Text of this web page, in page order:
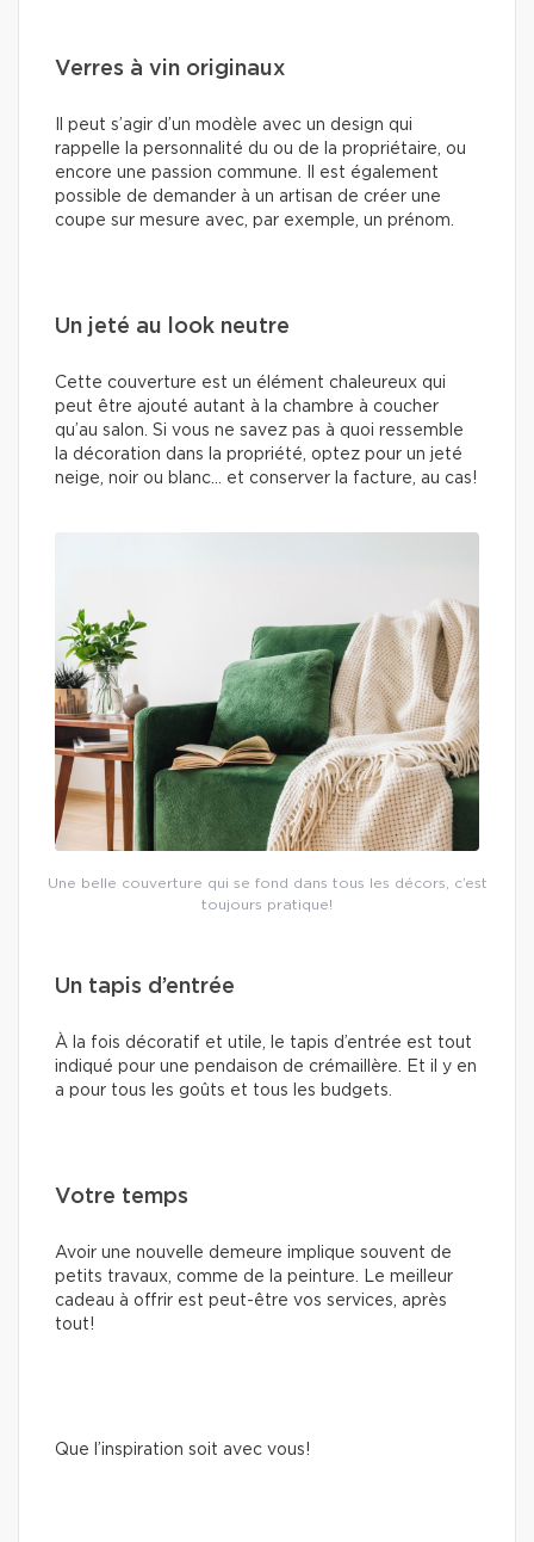
Verres à vin originaux
Il peut s’agir d’un modèle avec un design qui
rappelle la personnalité du ou de la propriétaire, ou
encore une passion commune. Il est également
possible de demander à un artisan de créer une
coupe sur mesure avec, par exemple, un prénom.
Un jeté au look neutre
Cette couverture est un élément chaleureux qui
peut être ajouté autant à la chambre à coucher
qu’au salon. Si vous ne savez pas à quoi ressemble
la décoration dans la propriété, optez pour un jeté
neige, noir ou blanc… et conserver la facture, au cas!
Une belle couverture qui se fond dans tous les décors, c’est
toujours pratique!
Un tapis d’entrée
À la fois décoratif et utile, le tapis d’entrée est tout
indiqué pour une pendaison de crémaillère. Et il y en
a pour tous les goûts et tous les budgets.
Votre temps
Avoir une nouvelle demeure implique souvent de
petits travaux, comme de la peinture. Le meilleur
cadeau à offrir est peut-être vos services, après
tout!
Que l’inspiration soit avec vous!